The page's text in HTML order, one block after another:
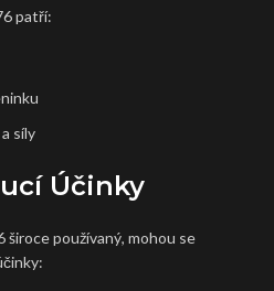
patří:
síly
Účinky
široce používaný, mohou se